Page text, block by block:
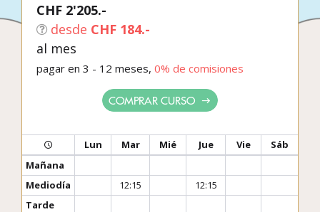
CHF 2'205.-
desde CHF 184.-
al mes
pagar en 3 - 12 meses, 0% de comisiones
COMPRAR CURSO
Lun Mar Mié Jue Vie
Sáb
Mañana
Mediodía
12:15
12:15
Tarde